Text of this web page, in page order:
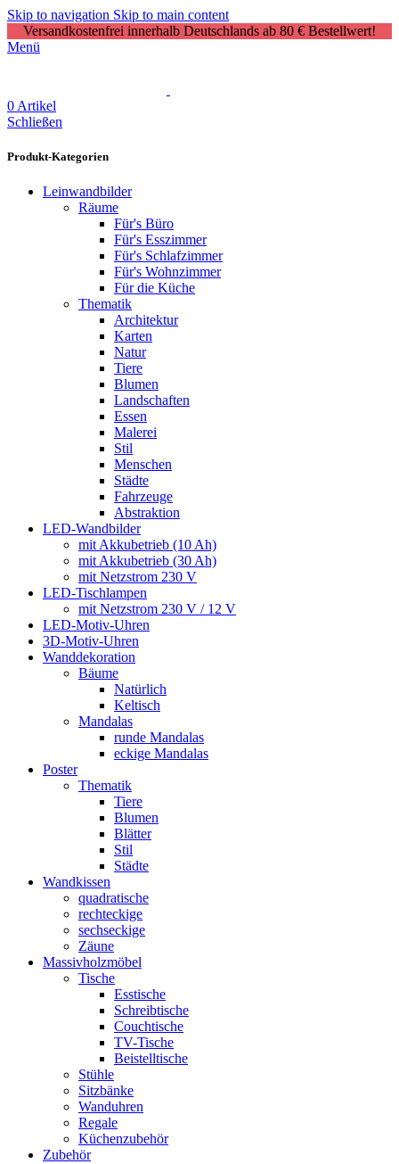
Skip to navigation Skip to main content
Versandkostenfrei innerhalb Deutschlands ab 80 € Bestellwert!
Menü
0 Artikel
Schließen
Produkt-Kategorien
Leinwandbilder
Räume
Für's Büro
Für's Esszimmer
Für's Schlafzimmer
Für's Wohnzimmer
Für die Küche
Thematik
Architektur
Karten
Natur
Tiere
Blumen
Landschaften
Essen
Malerei
Stil
Menschen
Städte
Fahrzeuge
Abstraktion
LED-Wandbilder
mit Akkubetrieb (10 Ah)
mit Akkubetrieb (30 Ah)
mit Netzstrom 230 V
LED-Tischlampen
mit Netzstrom 230 V / 12 V
LED-Motiv-Uhren
3D-Motiv-Uhren
Wanddekoration
Bäume
Natürlich
Keltisch
Mandalas
runde Mandalas
eckige Mandalas
Poster
Thematik
Tiere
Blumen
Blätter
Stil
Städte
Wandkissen
quadratische
rechteckige
sechseckige
Zäune
Massivholzmöbel
Tische
Esstische
Schreibtische
Couchtische
TV-Tische
Beistelltische
Stühle
Sitzbänke
Wanduhren
Regale
Küchenzubehör
Zubehör